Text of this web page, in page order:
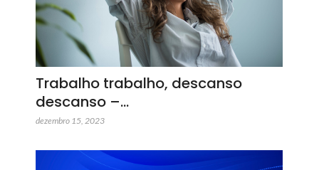
Trabalho trabalho, descanso
descanso –…
dezembro 15, 2023